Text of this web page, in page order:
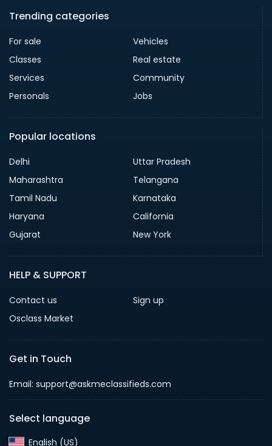
Trending categories
For sale
Vehicles
Classes
Real estate
Services
Community
Personals
Jobs
Popular locations
Delhi
Uttar Pradesh
Maharashtra
Telangana
Tamil Nadu
Karnataka
Haryana
California
Gujarat
New York
HELP & SUPPORT
Contact us
Sign up
Osclass Market
Get in Touch
Email: support@askmeclassifieds.com
Select language
English (US)‎